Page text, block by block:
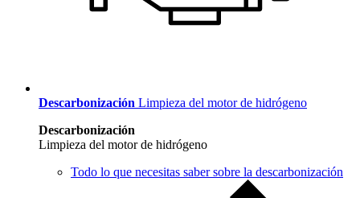
Descarbonización Limpieza del motor de hidrógeno
Descarbonización
Limpieza del motor de hidrógeno
Todo lo que necesitas saber sobre la descarbonización